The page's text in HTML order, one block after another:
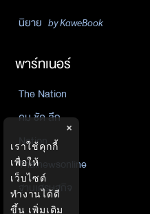
นิยาย by KaweBook
พาร์ทเนอร์
The Nation
คม ชัด ลึก
Nation
Thainewsonline
ฐานเศรษฐกิจ
×
เราใช้คุกกี้
เพื่อให้
เว็บไซต์
ทำงานได้ดี
ขึ้น เพิ่มเติม